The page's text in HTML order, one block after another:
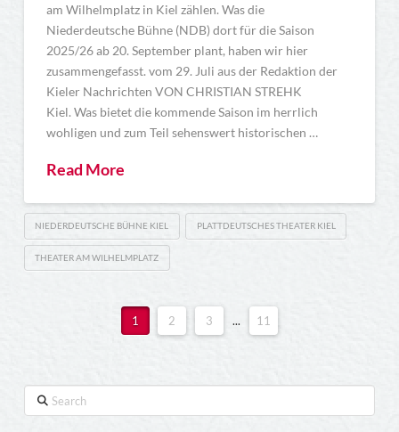
am Wilhelmplatz in Kiel zählen. Was die
Niederdeutsche Bühne (NDB) dort für die Saison
2025/26 ab 20. September plant, haben wir hier
zusammengefasst. vom 29. Juli aus der Redaktion der
Kieler Nachrichten VON CHRISTIAN STREHK
Kiel. Was bietet die kommende Saison im herrlich
wohligen und zum Teil sehenswert historischen …
Read More
NIEDERDEUTSCHE BÜHNE KIEL PLATTDEUTSCHES THEATER KIEL
THEATER AM WILHELMPLATZ
1 2 3 ... 11
Search